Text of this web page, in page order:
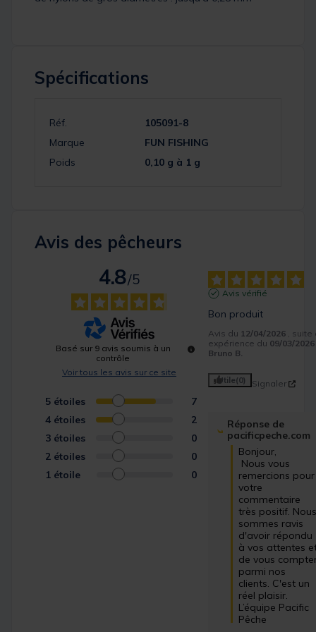
Spécifications
Réf.
105091-8
Marque
FUN FISHING
Poids
0,10 g à 1 g
Avis des pêcheurs
4.8
/5
Basé sur 9 avis soumis à un
contrôle
Voir tous les avis sur ce site
5 étoiles
7
4 étoiles
2
3 étoiles
0
2 étoiles
0
1 étoile 0
Avis vérifié
Bon produit
Avis du 12/04/2026 , suite
expérience du 09/03/2026
Bruno B.
Utile(0) Signaler
Réponse de
pacificpeche.com
Bonjour,
remercions pour
votre
commentaire
très positif.
sommes ravis
d'avoir répondu
à vos attentes
de vous
parmi nos
clients. C'est un
réel plaisir.
L’équipe Pacific
Pêche